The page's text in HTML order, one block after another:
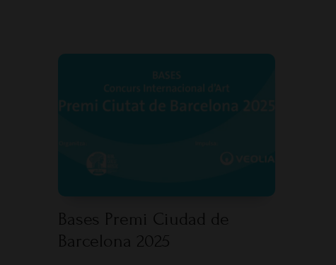
Bases Premi Ciudad de
Barcelona 2025